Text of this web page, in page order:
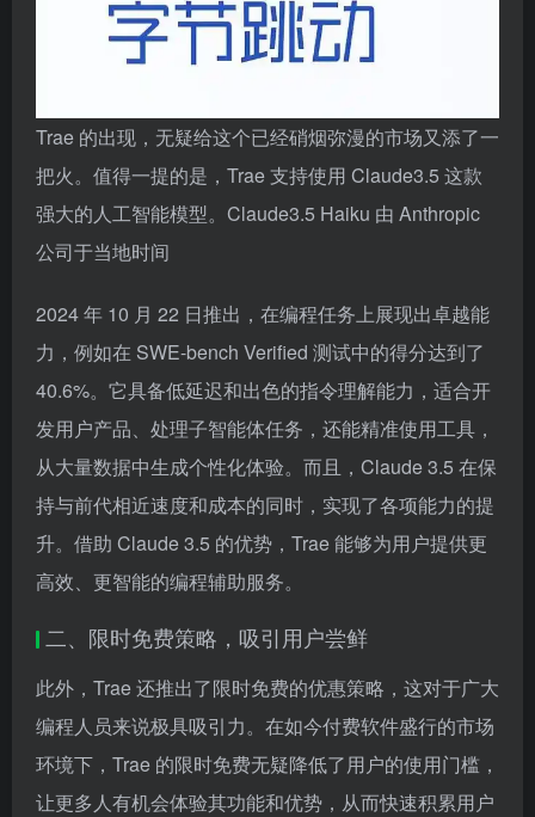
Trae 的出现，无疑给这个已经硝烟弥漫的市场又添了一
把火。值得一提的是，Trae 支持使用 Claude3.5 这款
强大的人工智能模型。Claude3.5 Haiku 由 Anthropic
公司于当地时间
2024 年 10 月 22 日推出，在编程任务上展现出卓越能
力，例如在 SWE-bench Verified 测试中的得分达到了
40.6%。它具备低延迟和出色的指令理解能力，适合开
发用户产品、处理子智能体任务，还能精准使用工具，
从大量数据中生成个性化体验。而且，Claude 3.5 在保
持与前代相近速度和成本的同时，实现了各项能力的提
升。借助 Claude 3.5 的优势，Trae 能够为用户提供更
高效、更智能的编程辅助服务。
二、限时免费策略，吸引用户尝鲜
此外，Trae 还推出了限时免费的优惠策略，这对于广大
编程人员来说极具吸引力。在如今付费软件盛行的市场
环境下，Trae 的限时免费无疑降低了用户的使用门槛，
让更多人有机会体验其功能和优势，从而快速积累用户